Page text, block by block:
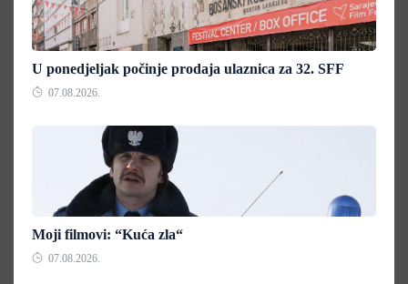
U ponedjeljak počinje prodaja ulaznica za 32. SFF
07.08.2026.
Moji filmovi: “Kuća zla“
07.08.2026.